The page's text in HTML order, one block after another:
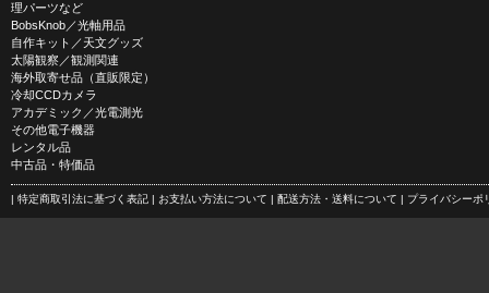
理パーツなど
BobsKnob／光軸用品
自作キット／天文グッズ
太陽観察／観測関連
海外取寄せ品（直販限定）
冷却CCDカメラ
アカデミック／光電測光
その他電子機器
レンタル品
中古品・特価品
| 特定商取引法に基づく表記 | お支払い方法について | 配送方法・送料について | プライバシーポ